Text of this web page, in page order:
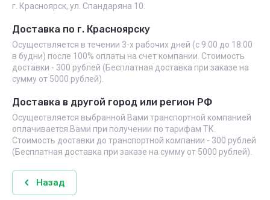
г. Красноярск, ул. Спандаряна 10.
Доставка по г. Красноярску
Осуществляется в течении 3-х рабочих дней (с 9:00 до 18:00
в будни) после 100% оплаты на счет компании. Стоимость
доставки - 300 рублей (Бесплатная доставка при заказе на
сумму от 5000 рублей).
Доставка в другой город или регион РФ
Осуществляется выбранной Вами транспортной компанией
оплачивается Вами при получении по тарифам ТК.
Стоимость доставки до транспортной компании - 300 рублей
(Бесплатная доставка при заказе на сумму от 5000 рублей).
Назад